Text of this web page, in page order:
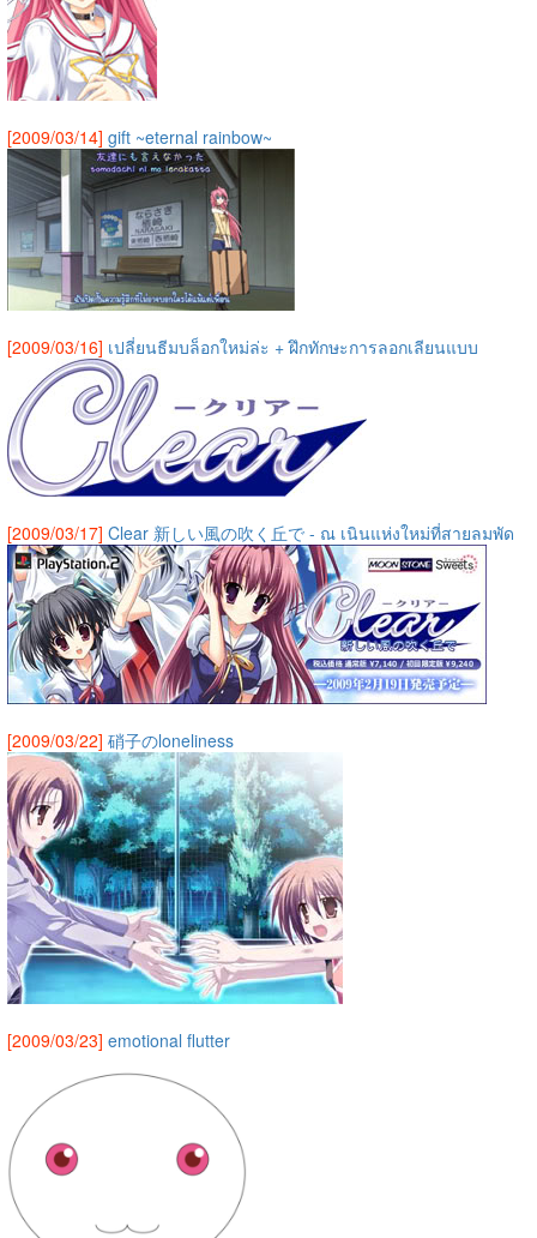
[2009/03/14] gift ~eternal rainbow~
[2009/03/16] เปลี่ยนธีมบล็อกใหม่ล่ะ + ฝึกทักษะการลอกเลียนแบบ
[2009/03/17] Clear 新しい風の吹く丘で - ณ เนินแห่งใหม่ที่สายลมพัด
[2009/03/22] 硝子のloneliness
[2009/03/23] emotional flutter